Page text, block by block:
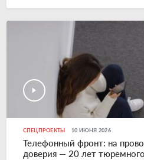
СПЕЦПРОЕКТЫ 10 ИЮНЯ 2026
Телефонный фронт: на
доверия — 20 лет